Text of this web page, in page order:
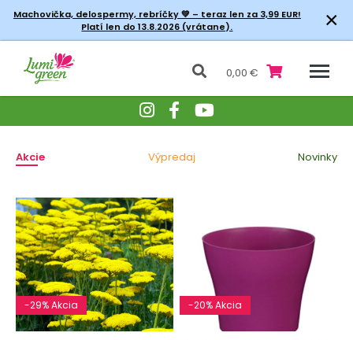
Machovička, delospermy, rebríčky💚 – teraz len za 3,99 EUR!
Platí len do 13.8.2026 (vrátane).
×
0,00 €
Akcie Výpredaj Novinky
-29% Akcia -20% Akcia